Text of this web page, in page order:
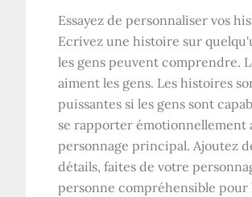
Essayez de personnaliser vos
Ecrivez une histoire sur
les gens peuvent comprendre.
aiment les gens. Les histoires
puissantes si les gens sont
se rapporter émotionnellement
personnage principal. Ajoutez
détails, faites de votre
personne compréhensible pour